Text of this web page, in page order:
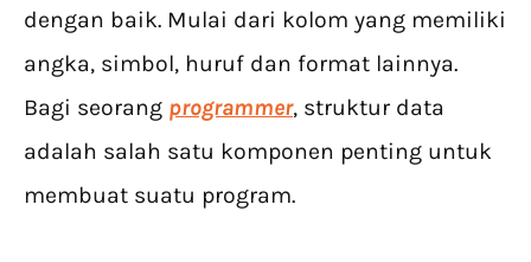
dengan baik. Mulai dari kolom yang memiliki
angka, simbol, huruf dan format lainnya.
Bagi seorang programmer, struktur data
adalah salah satu komponen penting untuk
membuat suatu program.